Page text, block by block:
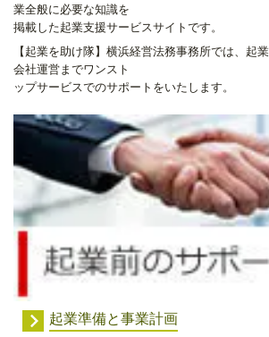
業全般に必要な知識を
掲載した起業支援サービスサイトです。
【起業を助け隊】横浜経営法務事務所では、起
会社運営までワンスト
ップサービスでのサポートをいたします。
起業準備と事業計画